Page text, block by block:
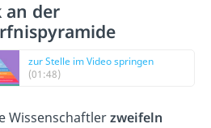
an der
zur Stelle im Video springen
(01:48)
Wissenschaftlerzweifeln